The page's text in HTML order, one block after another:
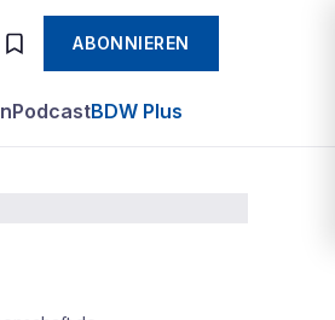
ABONNIEREN
PodcastBDW Plus